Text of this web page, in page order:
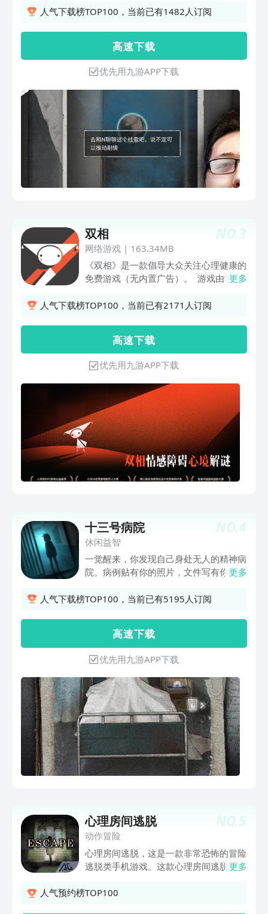
台关卡中自由探索、奔跑、跳跃，解开旅
途中的谜题。6.自由装扮你的船只、角色
与小猫，在丰富的自定义选项中，打造独
一无二的航行。7.进入一段随心安排的体
验，你可以在片段时光中轻松经营，或是
花上30个小时完成这段旅程，更可以用
事。专门为此游戏原创的30w字长篇侦探
人气下载榜TOP100，当前已有1482人订阅
高 速 下 载
优先用九游APP下载
NO.3
双相
网络游戏| 163.34MB
《双相》是一款倡导大众关注心理健康的
免费游戏（无内置广告）。 游戏由学生
描画了一位双相情感障碍Ⅰ型患者的个体
戏以场景颜色切换为核心解谜机制，玩家
将在游玩过程中翻转躁狂与抑郁的红黑世
界，解开错综复杂的迷局，抵达短暂的平
静。 温馨提示： 1、《双相》游戏本体
不具备任何治疗功效。如有就诊或心理
更多
人气下载榜TOP100，当前已有2171人订阅
高 速 下 载
优先用九游APP下载
NO.4
十三号病院
休闲益智
一觉醒来，你发现自己身处无人的精神病
院。病例贴有你的照片，文件写有你的资
锁，铁窗焊死。吊灯闪烁，影子飘忽。看
更多
人气下载榜TOP100，当前已有5195人订阅
高 速 下 载
优先用九游APP下载
NO.5
心理房间逃脱
动作冒险
心理房间逃脱，这是一款非常恐怖的冒险
逃脱类手机游戏。这款心理房间逃脱游戏
玩家们在这里能够体验无比刺激的生存逃
更多
人气预约榜TOP100